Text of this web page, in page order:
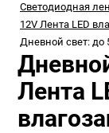
Светодиодная
12V Лента LED
Дневной свет: до
Лента